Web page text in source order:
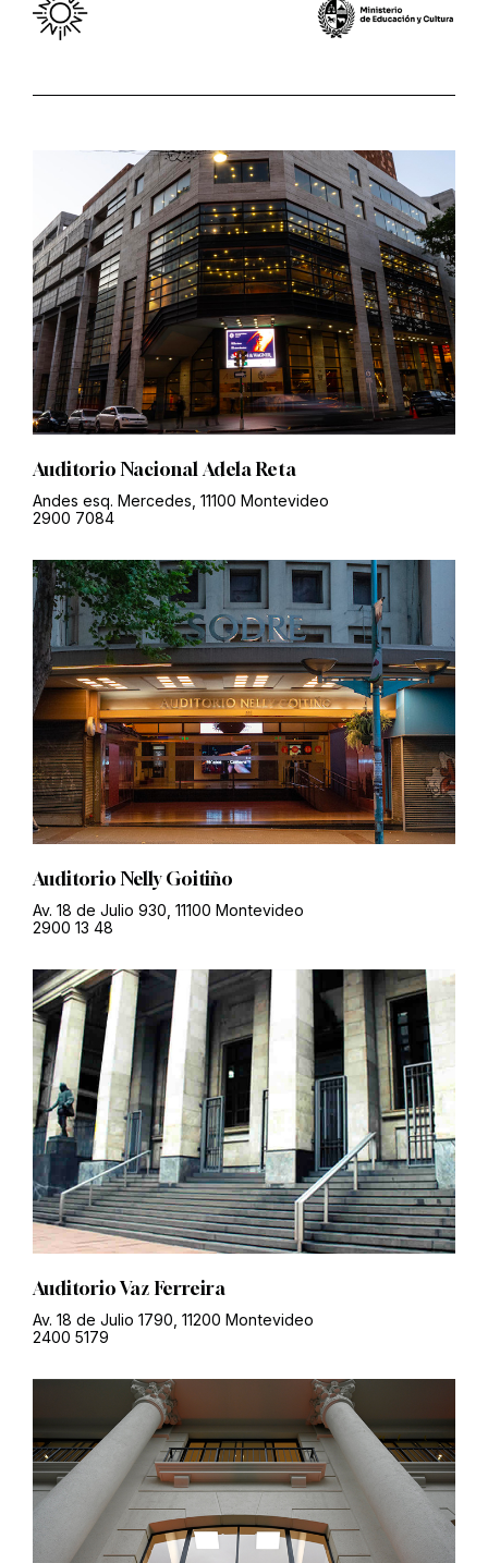
Auditorio Nacional Adela Reta
Andes esq. Mercedes, 11100 Montevideo
2900 7084
Auditorio Nelly Goitiño
Av. 18 de Julio 930, 11100 Montevideo
2900 13 48
Auditorio Vaz Ferreira
Av. 18 de Julio 1790, 11200 Montevideo
2400 5179